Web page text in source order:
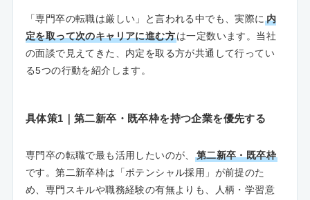
「専門卒の転職は厳しい」と言われる中でも、実際に 内
定を取って次のキャリアに進む方は一定数います。当社
の面談で見えてきた、内定を取る方が共通して行ってい
る5つの行動を紹介します。
具体策1｜第二新卒・既卒枠を持つ企業を優先する
専門卒の転職で最も活用したいのが、
第二新卒・既卒枠
です。第二新卒枠は「ポテンシャル採用」が前提のた
め、専門スキルや職務経験の有無よりも、人柄・学習意